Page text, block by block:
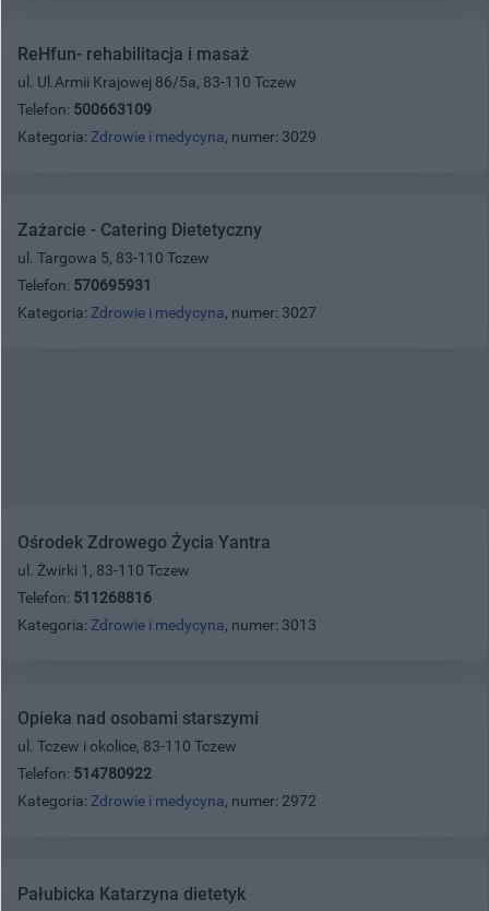
ReHfun- rehabilitacja i masaż
ul. Ul.Armii Krajowej 86/5a, 83-110 Tczew
Telefon: 500663109
Kategoria: Zdrowie i medycyna, numer: 3029
Zażarcie - Catering Dietetyczny
ul. Targowa 5, 83-110 Tczew
Telefon: 570695931
Kategoria: Zdrowie i medycyna, numer: 3027
Ośrodek Zdrowego Życia Yantra
ul. Żwirki 1, 83-110 Tczew
Telefon: 511268816
Kategoria: Zdrowie i medycyna, numer: 3013
Opieka nad osobami starszymi
ul. Tczew i okolice, 83-110 Tczew
Telefon: 514780922
Kategoria: Zdrowie i medycyna, numer: 2972
Pałubicka Katarzyna dietetyk